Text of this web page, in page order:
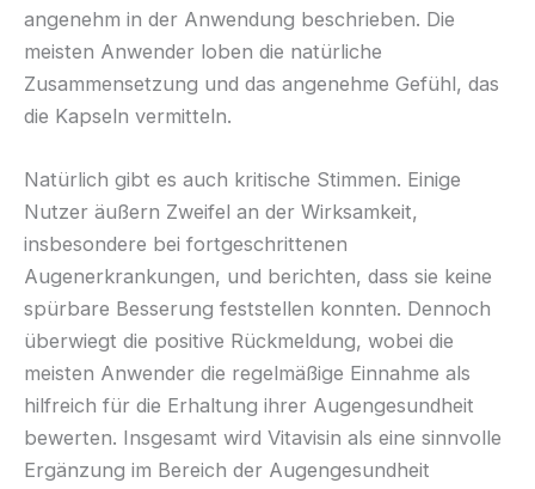
angenehm in der Anwendung beschrieben. Die
meisten Anwender loben die natürliche
Zusammensetzung und das angenehme Gefühl, das
die Kapseln vermitteln.
Natürlich gibt es auch kritische Stimmen. Einige
Nutzer äußern Zweifel an der Wirksamkeit,
insbesondere bei fortgeschrittenen
Augenerkrankungen, und berichten, dass sie keine
spürbare Besserung feststellen konnten. Dennoch
überwiegt die positive Rückmeldung, wobei die
meisten Anwender die regelmäßige Einnahme als
hilfreich für die Erhaltung ihrer Augengesundheit
bewerten. Insgesamt wird Vitavisin als eine sinnvolle
Ergänzung im Bereich der Augengesundheit